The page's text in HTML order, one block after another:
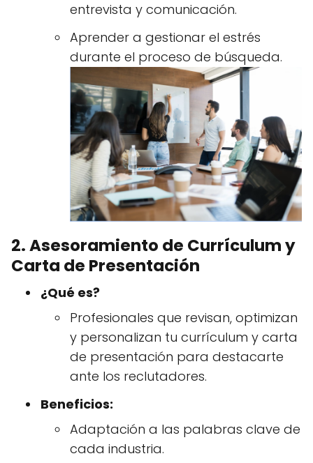
entrevista y comunicación.
Aprender a gestionar el estrés
durante el proceso de búsqueda.
2. Asesoramiento de Currículum y
Carta de Presentación
¿Qué es?
Profesionales que revisan, optimizan
y personalizan tu currículum y carta
de presentación para destacarte
ante los reclutadores.
Beneficios:
Adaptación a las palabras clave de
cada industria.